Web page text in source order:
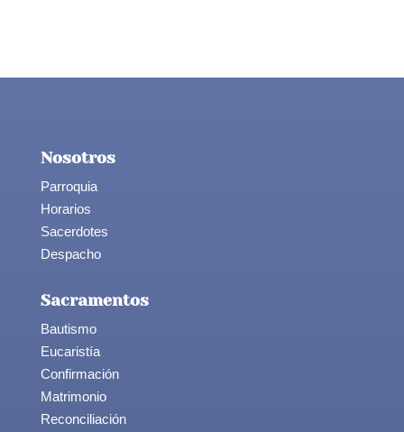
Nosotros
Parroquia
Horarios
Sacerdotes
Despacho
Sacramentos
Bautismo
Eucaristía
Confirmación
Matrimonio
Reconciliación